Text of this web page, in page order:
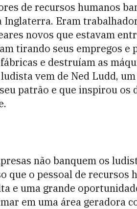
de recursos humanos
Inglaterra. Eram
novos que estavam
tirando seus empregos e
e destruíam as
vem de Ned Ludd,
patrão e que inspirou os
não banquem os
que o pessoal de recursos
e uma grande
em uma área geradora